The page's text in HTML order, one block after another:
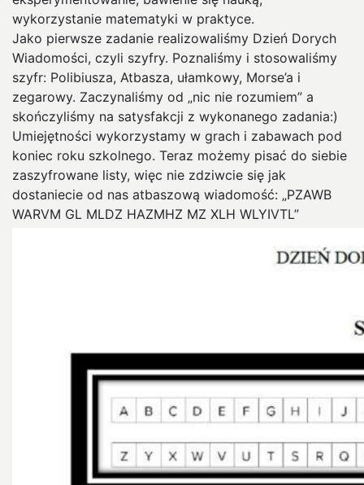
wykorzystanie matematyki w praktyce.
Jako pierwsze zadanie realizowaliśmy Dzień Dorych
Wiadomości, czyli szyfry. Poznaliśmy i stosowaliśmy
szyfr: Polibiusza, Atbasza, ułamkowy, Morse’a i
zegarowy. Zaczynaliśmy od „nic nie rozumiem” a
skończyliśmy na satysfakcji z wykonanego zadania:)
Umiejętności wykorzystamy w grach i zabawach pod
koniec roku szkolnego. Teraz możemy pisać do siebie
zaszyfrowane listy, więc nie zdziwcie się jak
dostaniecie od nas atbaszową wiadomość: „PZAWB
WARVM GL MLDZ HAZMHZ MZ XLH WLYIVTL”